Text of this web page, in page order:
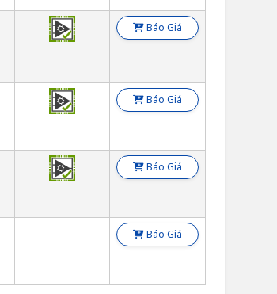
Báo Giá
Báo Giá
Báo Giá
Báo Giá